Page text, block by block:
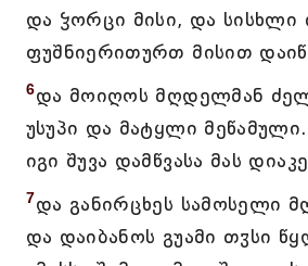
და ჴორცი მისი, და სისხლი
ფუშნიერითურთ მისით
6და მოიღოს მღდელმან
უსუპი და მატყლი
იგი შუვა დამწვასა მას
7და განირცხეს სამოსელი
და დაიბანოს გუამი თჳსი